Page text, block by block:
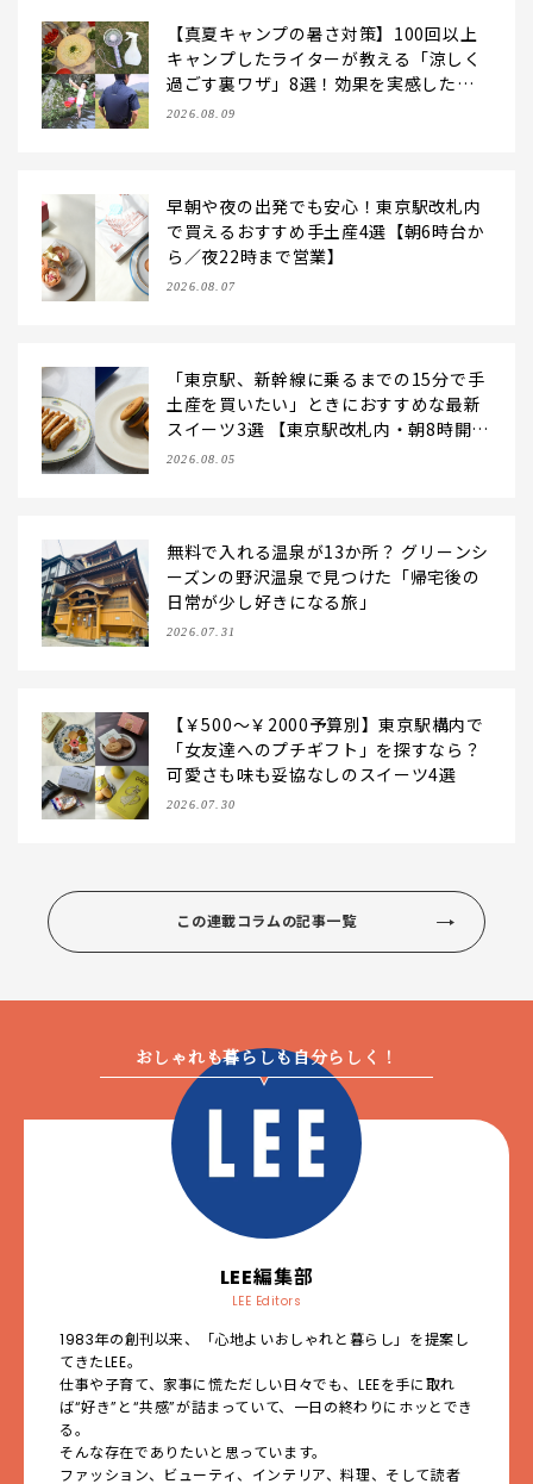
【真夏キャンプの暑さ対策】100回以上
キャンプしたライターが教える「涼しく
過ごす裏ワザ」8選！効果を実感したア
イデアだけを伝授
2026.08.09
早朝や夜の出発でも安心！東京駅改札内
で買えるおすすめ手土産4選【朝6時台か
ら／夜22時まで営業】
2026.08.07
「東京駅、新幹線に乗るまでの15分で手
土産を買いたい」ときにおすすめな最新
スイーツ3選 【東京駅改札内・朝8時開
店】
2026.08.05
無料で入れる温泉が13か所？ グリーンシ
ーズンの野沢温泉で見つけた「帰宅後の
日常が少し好きになる旅」
2026.07.31
【￥500～￥2000予算別】東京駅構内で
「女友達へのプチギフト」を探すなら？
可愛さも味も妥協なしのスイーツ4選
2026.07.30
この連載コラムの記事一覧
おしゃれも暮らしも自分らしく！
LEE編集部
LEE Editors
1983年の創刊以来、「心地よいおしゃれと暮らし」を提案し
てきたLEE。
仕事や子育て、家事に慌ただしい日々でも、LEEを手に取れ
ば“好き”と“共感”が詰まっていて、一日の終わりにホッとでき
る。
そんな存在でありたいと思っています。
ファッション、ビューティ、インテリア、料理、そして読者